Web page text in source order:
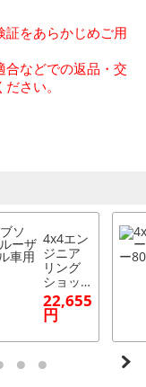
証をあらかじめご用
などでの返品・交
さい。
4x4エン
ジニア
リング
ショッ
クアブ
ソーバ
ー フロ
ント ト
ンドク
22,655
円